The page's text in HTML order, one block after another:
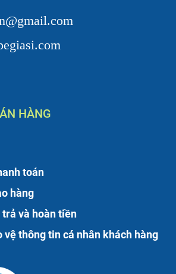
HÀNG
toán
hàng
và hoàn tiền
vệ thông tin cá nhân khách hàng